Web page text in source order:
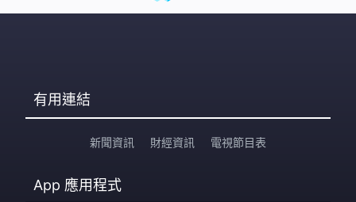
有用連結
新聞資訊 財經資訊 電視節目表
App 應用程式